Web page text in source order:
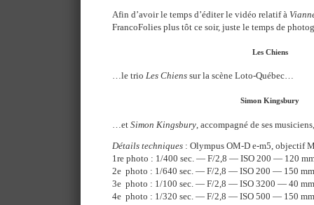
Afin d’avoir le temps d’éditer le vidéo relatif à
FrancoFolies plus tôt ce soir, juste le temps de
Les Chiens
…le trio Les Chiens sur la scène Loto-Québec…
Simon Kingsbury
…et Simon Kingsbury , accompagné de ses
Détails techniques : Olympus OM-D e-m5, objectif
1re photo : 1/400 sec. — F/2,8 — ISO 200 — 120
2e photo : 1/640 sec. — F/2,8 — ISO 200 — 150 mm
3e photo : 1/100 sec. — F/2,8 — ISO 3200 — 40 mm
4e photo : 1/320 sec. — F/2,8 — ISO 500 — 150 mm